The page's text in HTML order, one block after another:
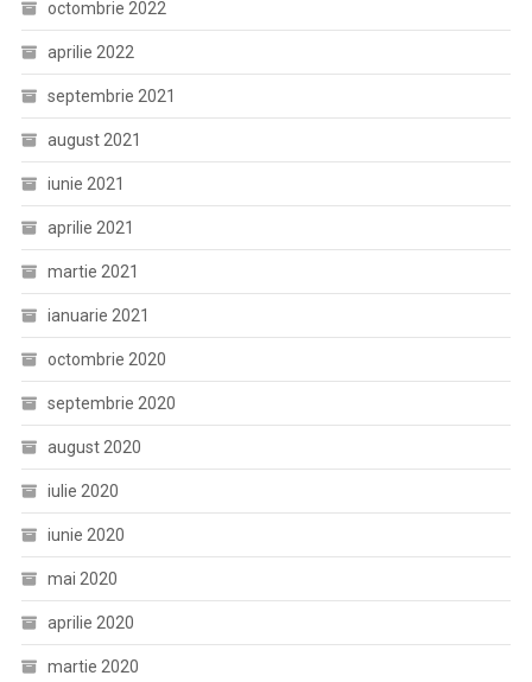
octombrie 2022
aprilie 2022
septembrie 2021
august 2021
iunie 2021
aprilie 2021
martie 2021
ianuarie 2021
octombrie 2020
septembrie 2020
august 2020
iulie 2020
iunie 2020
mai 2020
aprilie 2020
martie 2020